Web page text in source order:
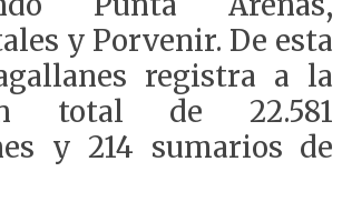
y Porvenir. De esta
registra a la
total de 22.581
y 214 sumarios de